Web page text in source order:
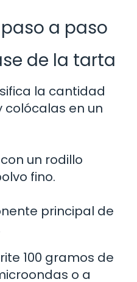
a paso
de la tarta
la cantidad
en un
un rodillo
fino.
principal de
100 gramos de
o a